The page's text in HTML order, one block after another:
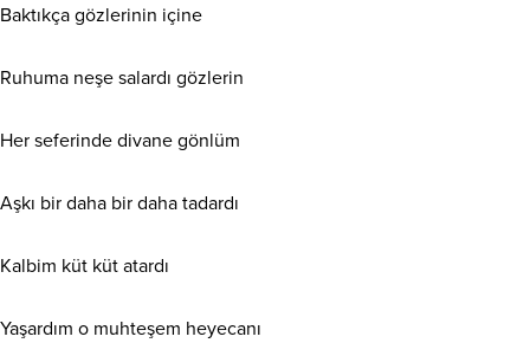
Baktıkça gözlerinin içine
Ruhuma neşe salardı gözlerin
Her seferinde divane gönlüm
Aşkı bir daha bir daha tadardı
Kalbim küt küt atardı
Yaşardım o muhteşem heyecanı